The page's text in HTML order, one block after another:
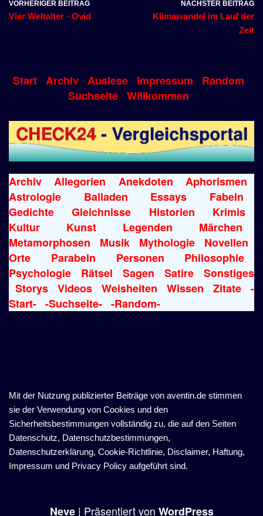
VORHERIGER BEITRAG
Vier Weltalter · Ovid
NÄCHSTER BEITRAG
Klimawandel im Lauf der
Zeit
Start Archiv Auslese Impressum
Random
Suchseite Willkommen
Archiv Allegorien Anekdoten
Aphorismen
Astrologie
Balladen Essays
Fabeln
Gedichte
Gleichnisse Historien
Krimis
Kultur
Kunst Legenden
Märchen
Metamorphosen
Musik Mythologie
Novellen
Orte
Parabeln Personen
Philosophie
Psychologie
Rätsel Sagen Satire
Sonstiges
Storys
Videos Weisheiten Wissen Zitate
-
Start- -Suchseite- -Random-
Mit der Nutzung publizierter Beiträge von aventin.de stimmen
sie der Verwendung von Cookies und den
Sicherheitsbestimmungen vollständig zu, die auf den Seiten
Datenschutz, Datenschutzbestimmungen,
Datenschutzerklärung, Cookie-Richtlinie, Disclaimer, Haftung,
Impressum und Privacy Policy aufgeführt sind.
Neve| Präsentiert von WordPress